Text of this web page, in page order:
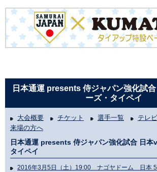
日本通運 presents 侍ジャパン強化試
ーズ・タイペイ
大会概要 チケット 選手一覧 テレ
来場の方へ
日本通運 presents 侍ジャパン強化試合 日本
タイペイ
2016年3月5日（土）19:00 ナゴヤドーム 日本 5